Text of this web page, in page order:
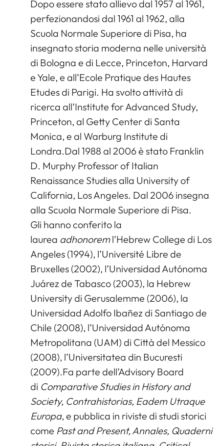
Dopo essere stato allievo dal 1957 al 1961,
perfezionandosi dal 1961 al 1962, alla
Scuola Normale Superiore di Pisa, ha
insegnato storia moderna nelle università
di Bologna e di Lecce, Princeton, Harvard
e Yale, e all’Ecole Pratique des Hautes
Etudes di Parigi. Ha svolto attività di
ricerca all’Institute for Advanced Study,
Princeton, al Getty Center di Santa
Monica, e al Warburg Institute di
Londra.Dal 1988 al 2006 è stato Franklin
D. Murphy Professor of Italian
Renaissance Studies alla University of
California, Los Angeles. Dal 2006 insegna
alla Scuola Normale Superiore di Pisa.
Gli hanno conferito la
laurea adhonoreml’Hebrew College di Los
Angeles (1994), l’Université Libre de
Bruxelles (2002), l’Universidad Autónoma
Juárez de Tabasco (2003), la Hebrew
University di Gerusalemme (2006), la
Universidad Adolfo Ibañez di Santiago de
Chile (2008), l’Universidad Autónoma
Metropolitana (UAM) di Città del Messico
(2008), l’Universitatea din Bucuresti
(2009).Fa parte dell’Advisory Board
di Comparative Studies in History and
Society, Contrahistorias, Eadem Utraque
Europa, e pubblica in riviste di studi storici
come Past and Present, Annales, Quaderni